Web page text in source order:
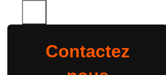
Contactez